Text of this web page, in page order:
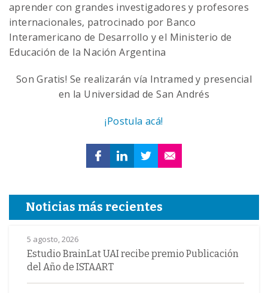
aprender con grandes investigadores y profesores
internacionales, patrocinado por Banco
Interamericano de Desarrollo y el Ministerio de
Educación de la Nación Argentina
Son Gratis! Se realizarán vía Intramed y presencial
en la Universidad de San Andrés
¡Postula acá!
Noticias más recientes
5 agosto, 2026
Estudio BrainLat UAI recibe premio Publicación
del Año de ISTAART